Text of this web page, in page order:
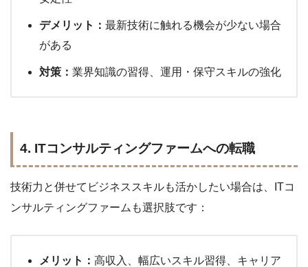
デメリット： 最新技術に触れる機会が少ない場合
がある
対策： 業界知識の習得、運用・保守スキルの強化
4. ITコンサルティングファームへの転職
技術力と併せてビジネススキルも活かしたい場合は、ITコ
ンサルティングファームも選択肢です：
メリット： 高収入、幅広いスキル習得、キャリア